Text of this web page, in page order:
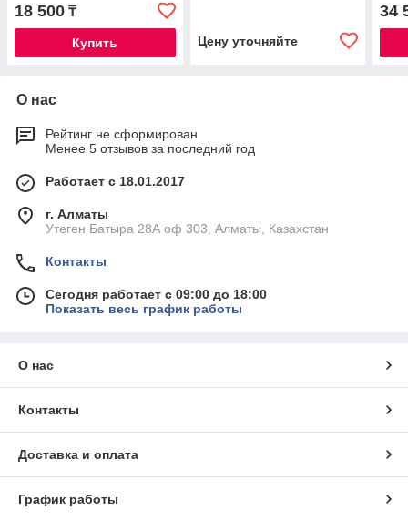
18 500 ₸
Купить Цену уточняйте
34
О нас
Рейтинг не сформирован
Менее 5 отзывов за последний год
Работает с 18.01.2017
г. Алматы
Утеген Батыра 28А оф 303, Алматы, Казахстан
Контакты
Сегодня работает с 09:00 до 18:00
Показать весь график работы
О нас
Контакты
Доставка и оплата
График работы